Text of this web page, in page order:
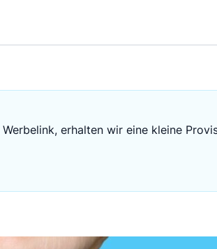
erhalten wir eine kleine